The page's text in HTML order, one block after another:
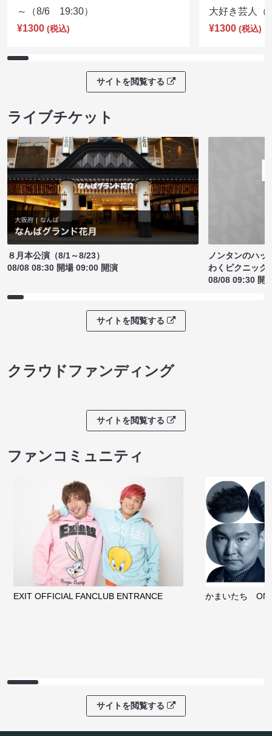
～（8/6 19:30）
¥1300 (税込)
大好き芸人
¥1300 (税込)
サイトを閲覧する
ライブチケット
８月本公演（8/1～8/23）
08/08 08:30 開場 09:00 開演
ノンタンのハッ
わくピクニック
08/08 09:30 開
サイトを閲覧する
クラウドファンディング
サイトを閲覧する
ファンコミュニティ
EXIT OFFICIAL FANCLUB ENTRANCE かまいたち
サイトを閲覧する